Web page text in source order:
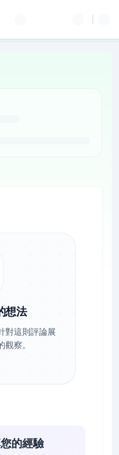
想法
對這則評論展
察。
的經驗